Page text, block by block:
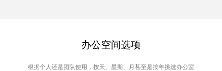
办公空间选项
根据个人还是团队使用，按天、星期、月甚至是按年挑选办公室